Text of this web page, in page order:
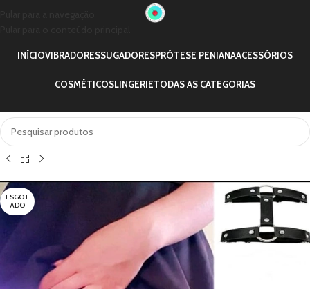
INÍCIOVIBRADORESSUGADORESPRÓTESE PENIANAACESSÓRIOS
COSMÉTICOSLINGERIETODAS AS CATEGORIAS
ESGOT
ADO